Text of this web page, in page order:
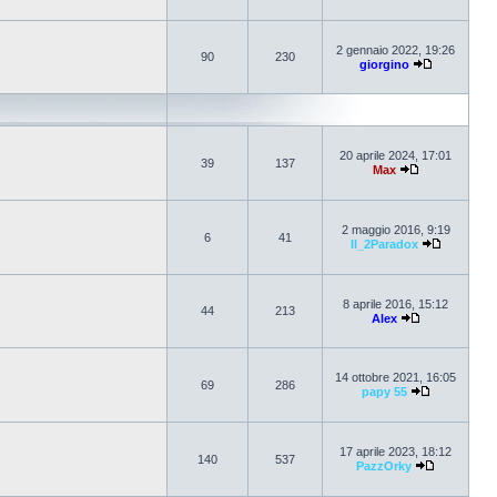
90 230
2 gennaio 2022, 19:26
giorgino
39 137
20 aprile 2024, 17:01
Max
6 41
2 maggio 2016, 9:19
Il_2Paradox
44 213
8 aprile 2016, 15:12
Alex
69 286
14 ottobre 2021, 16:05
papy 55
140 537
17 aprile 2023, 18:12
PazzOrky